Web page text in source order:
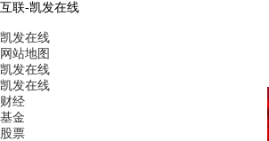
互联-凯发在线
凯发在线
网站地图
凯发在线
凯发在线
财经
基金
股票